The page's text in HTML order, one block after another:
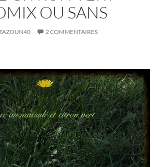
OU SANS
2 COMMENTAIRES